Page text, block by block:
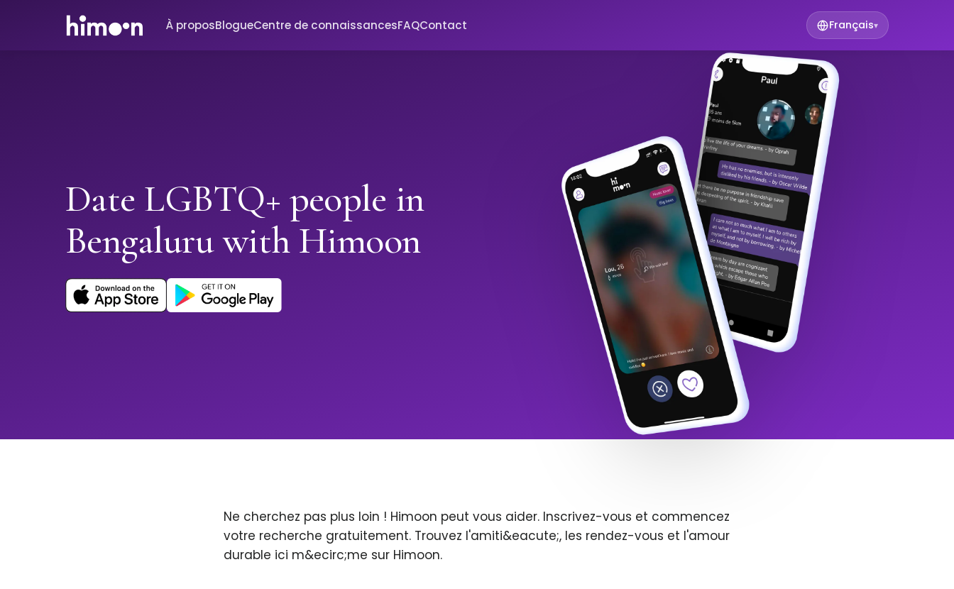
À proposBlogueCentre de connaissancesFAQContact Français▾
Date LGBTQ+ people in
Bengaluru with Himoon
Ne cherchez pas plus loin ! Himoon peut vous aider. Inscrivez-vous et commencez
votre recherche gratuitement. Trouvez l'amiti&eacute;, les rendez-vous et l'amour
durable ici m&ecirc;me sur Himoon.